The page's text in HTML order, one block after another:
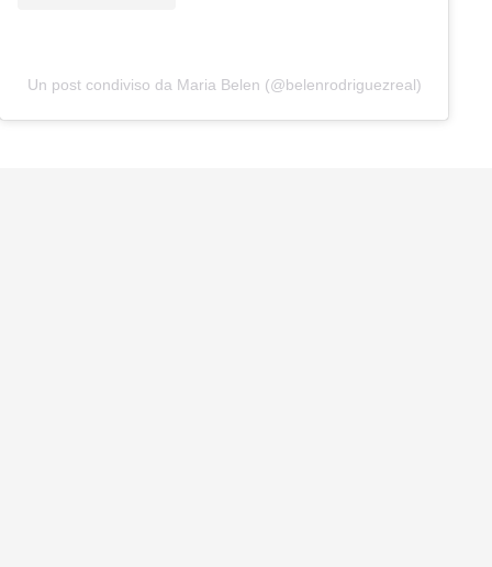
Un post condiviso da Maria Belen (@belenrodriguezreal)